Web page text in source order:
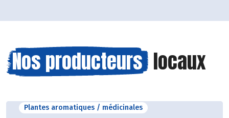
Nos producteurs locaux
Plantes aromatiques / médicinales